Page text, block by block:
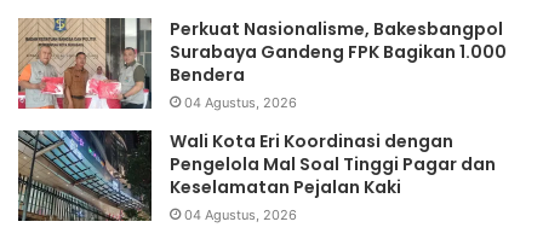
Perkuat Nasionalisme, Bakesbangpol
Surabaya Gandeng FPK Bagikan 1.000
Bendera
04 Agustus, 2026
Wali Kota Eri Koordinasi dengan
Pengelola Mal Soal Tinggi Pagar dan
Keselamatan Pejalan Kaki
04 Agustus, 2026